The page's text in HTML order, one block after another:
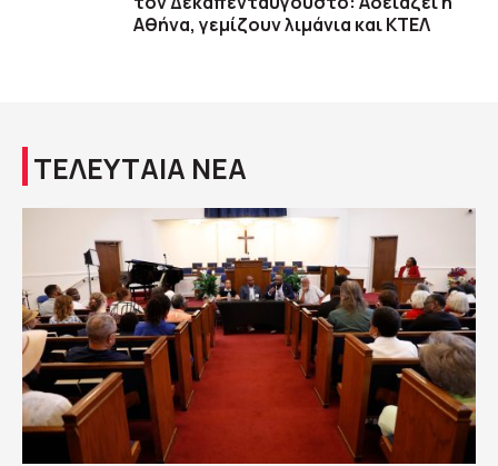
Αθήνα, γεμίζουν λιμάνια και ΚΤΕΛ
ΤΕΛΕΥΤΑΙΑ ΝΕΑ